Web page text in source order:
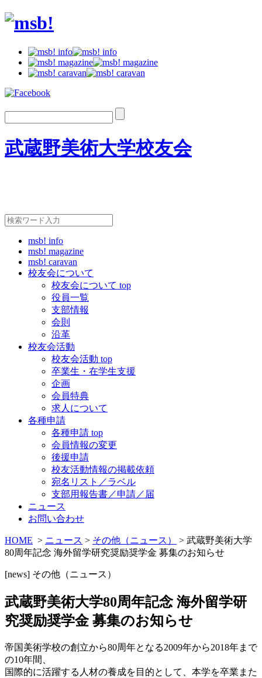
武蔵野美術大学校友会
msb! info
msb! magazine
msb! caravan
校友会について
校友会について top
役員一覧
支部情報
会則
沿革
校友会活動
校友会活動 top
卒業生・在学生支援
企画
会員特典
求人について
各種申請
各種申請 top
会員情報の変更
後援申請
校友活動情報の掲載依頼
宛名リスト／ラベル
支部用報告書／申請／届
ニュース
お問い合わせ
HOME > ニュース > その他（ニュース）
> 武蔵野美術大学
80周年記念 海外留学研究奨励奨学金 募集のお知らせ
[news] その他（ニュース）
武蔵野美術大学80周年記念 海外留学研
究奨励奨学金 募集のお知らせ
帝国美術学校の創立から80周年となる2009年から2018年まで
の10年間、
国際的に活躍する人材の養成を目的として、本学を卒業また